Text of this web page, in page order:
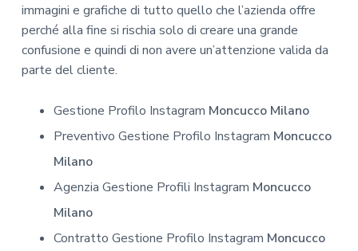
immagini e grafiche di tutto quello che l’azienda offre
perché alla fine si rischia solo di creare una grande
confusione e quindi di non avere un’attenzione valida da
parte del cliente.
Gestione Profilo Instagram Moncucco Milano
Preventivo Gestione Profilo Instagram Moncucco
Milano
Agenzia Gestione Profili Instagram Moncucco
Milano
Contratto Gestione Profilo Instagram Moncucco